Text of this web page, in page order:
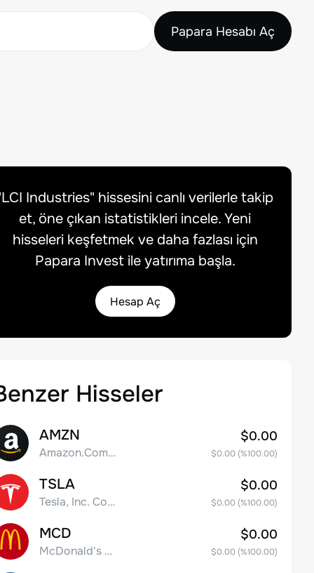
Papara Hesabı Aç
LCI Industries" hissesini canlı verilerle takip
et, öne çıkan istatistikleri incele. Yeni
hisseleri keşfetmek ve daha fazlası için
Papara Invest ile yatırıma başla.
Hesap Aç
Hisseler
AMZN
Amazon.Com Inc
$0.00
$0.00(%100.00)
TSLA
Tesla, Inc. Common Stock
$0.00
$0.00(%100.00)
MCD
McDonald's Corporation
$0.00
$0.00(%100.00)